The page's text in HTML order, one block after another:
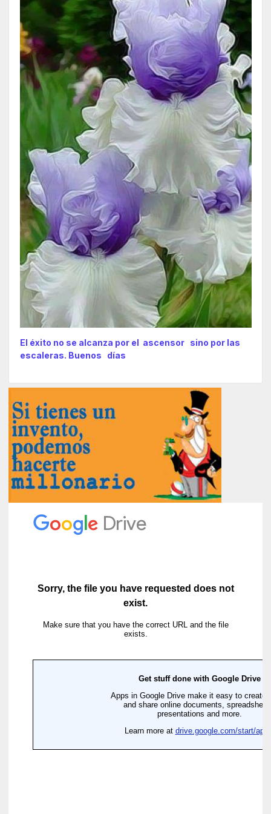
El éxito no se alcanza por el ascensor sino por las
escaleras. Buenos días